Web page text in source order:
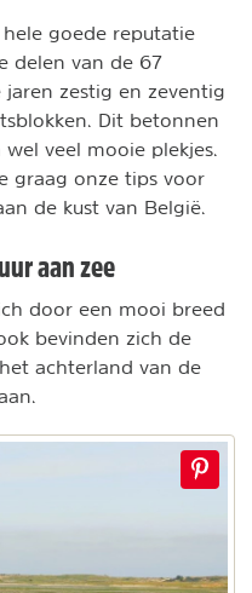
goede reputatie
delen van de 67
zestig en zeventig
Dit betonnen
veel mooie plekjes.
graag onze tips voor
de kust van België.
aan zee
door een mooi breed
bevinden zich de
achterland van de